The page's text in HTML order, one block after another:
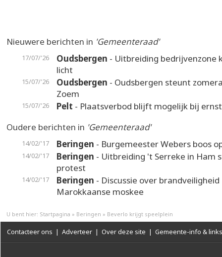
Nieuwere berichten in 'Gemeenteraad'
17/07/'26 Oudsbergen - Uitbreiding bedrijvenzone
licht
15/07/'26 Oudsbergen - Oudsbergen steunt
Zoem
15/07/'26 Pelt - Plaatsverbod blijft mogelijk bij
Oudere berichten in 'Gemeenteraad'
14/02/'17 Beringen - Burgemeester Webers boos
14/02/'17 Beringen - Uitbreiding 't Serreke in Ham
protest
14/02/'17 Beringen - Discussie over brandveiligheid
Marokkaanse moskee
U bent hier: Startpagina » Beringen » Beverlo krijgt speelplein
Contacteer ons | Adverteer | Over deze site | Gemeente-info & links